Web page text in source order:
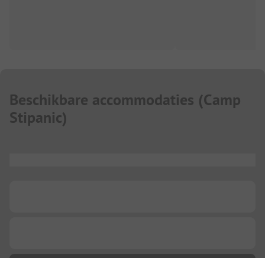
Beschikbare accommodaties (Camp
Stipanic)